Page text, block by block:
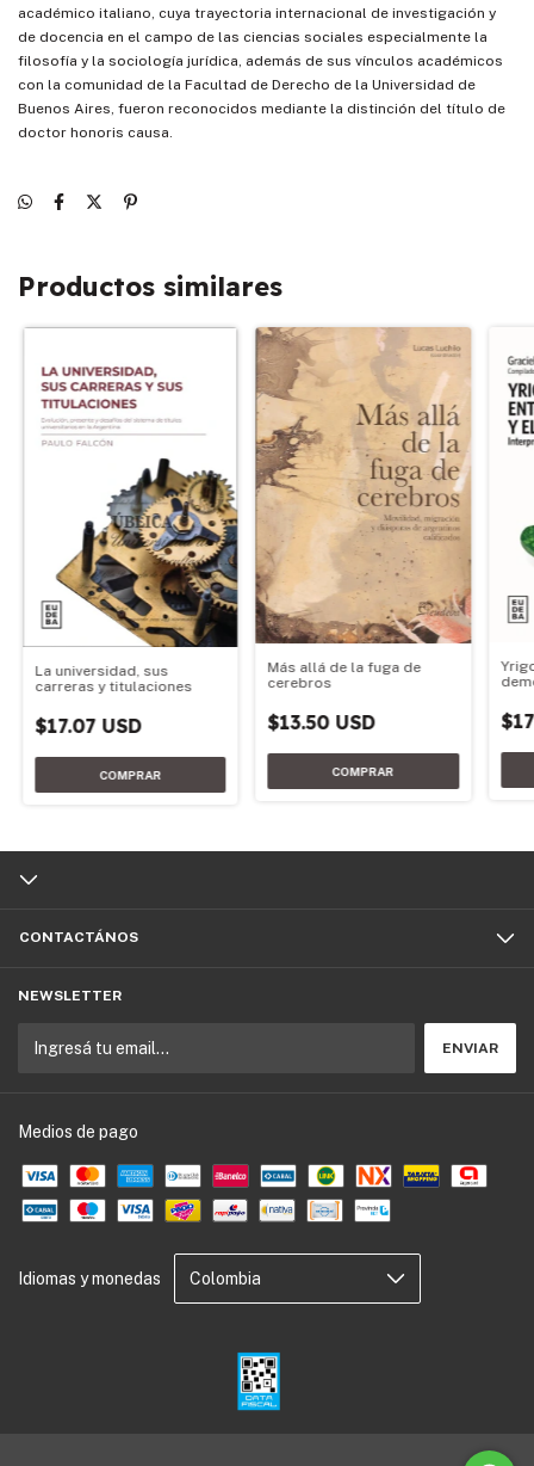
académico italiano, cuya trayectoria internacional de investigación y
de docencia en el campo de las ciencias sociales especialmente la
filosofía y la sociología jurídica, además de sus vínculos académicos
con la comunidad de la Facultad de Derecho de la Universidad de
Buenos Aires, fueron reconocidos mediante la distinción del título de
doctor honoris causa.
Productos similares
La universidad, sus
carreras y titulaciones
$17.07 USD
Más allá de la fuga de
cerebros
$13.50 USD
CONTACTÁNOS
NEWSLETTER
Medios de pago
Idiomas y monedas